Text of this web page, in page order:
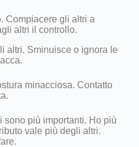
Compiacere gli altri a
altri il controllo.
altri. Sminuisce o ignora le
minacciosa. Contatto
più importanti. Ho più
vale più degli altri.